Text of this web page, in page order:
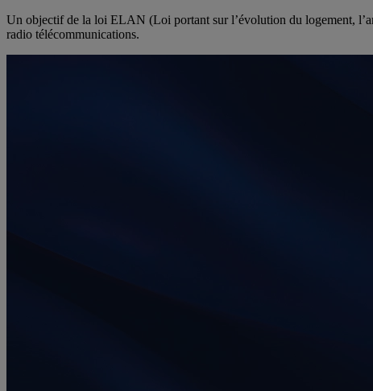
Un objectif de la loi ELAN (Loi portant sur l’évolution du logement,
radio télécommunications.